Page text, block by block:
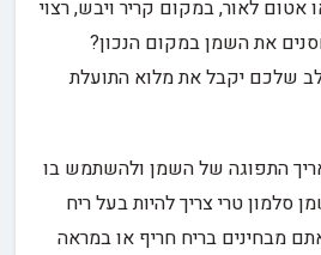
לאור, במקום קריר ויבש, רצוי
את השמן במקום הנכון?
שלכם יקבל את מלוא התועלת
התפוגה של השמן ולהשתמש בו
סלמון טרי צריך להיות בעל ריח
מבחינים בריח חריף או במראה